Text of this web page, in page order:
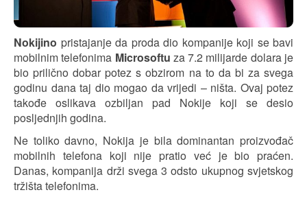
Nokijino pristajanje da proda dio kompanije koji se bavi
mobilnim telefonima Microsoftu za 7.2 milijarde dolara je
bio prilično dobar potez s obzirom na to da bi za svega
godinu dana taj dio mogao da vrijedi – ništa. Ovaj potez
takođe oslikava ozbiljan pad Nokije koji se desio
posljednjih godina.
Ne toliko davno, Nokija je bila dominantan proizvođač
mobilnih telefona koji nije pratio već je bio praćen.
Danas, kompanija drži svega 3 odsto ukupnog svjetskog
tržišta telefonima.